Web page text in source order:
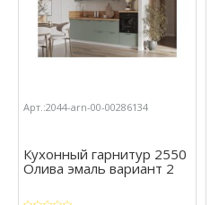
Арт.:2044-arn-00-00286134
Кухонный гарнитур 2550
Олива эмаль вариант 2